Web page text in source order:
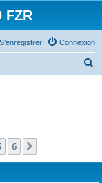
FZR
Connexion
S’enregistrer
c
6